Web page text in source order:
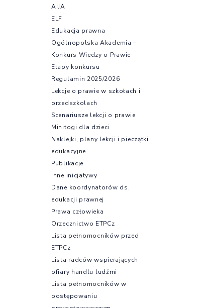
AIJA
ELF
Edukacja prawna
Ogólnopolska Akademia –
Konkurs Wiedzy o Prawie
Etapy konkursu
Regulamin 2025/2026
Lekcje o prawie w szkołach i
przedszkolach
Scenariusze lekcji o prawie
Minitogi dla dzieci
Naklejki, plany lekcji i pieczątki
edukacyjne
Publikacje
Inne inicjatywy
Dane koordynatorów ds.
edukacji prawnej
Prawa człowieka
Orzecznictwo ETPCz
Lista pełnomocników przed
ETPCz
Lista radców wspierających
ofiary handlu ludźmi
Lista pełnomocników w
postępowaniu